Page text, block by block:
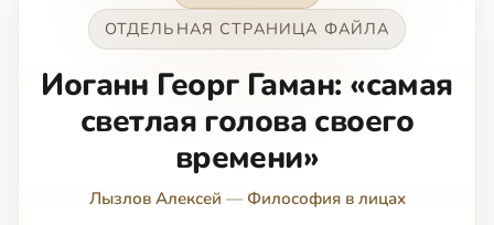
ОТДЕЛЬНАЯ СТРАНИЦА ФАЙЛА
Иоганн Георг Гаман: «самая
светлая голова своего
времени»
Лызлов Алексей — Философия в лицах